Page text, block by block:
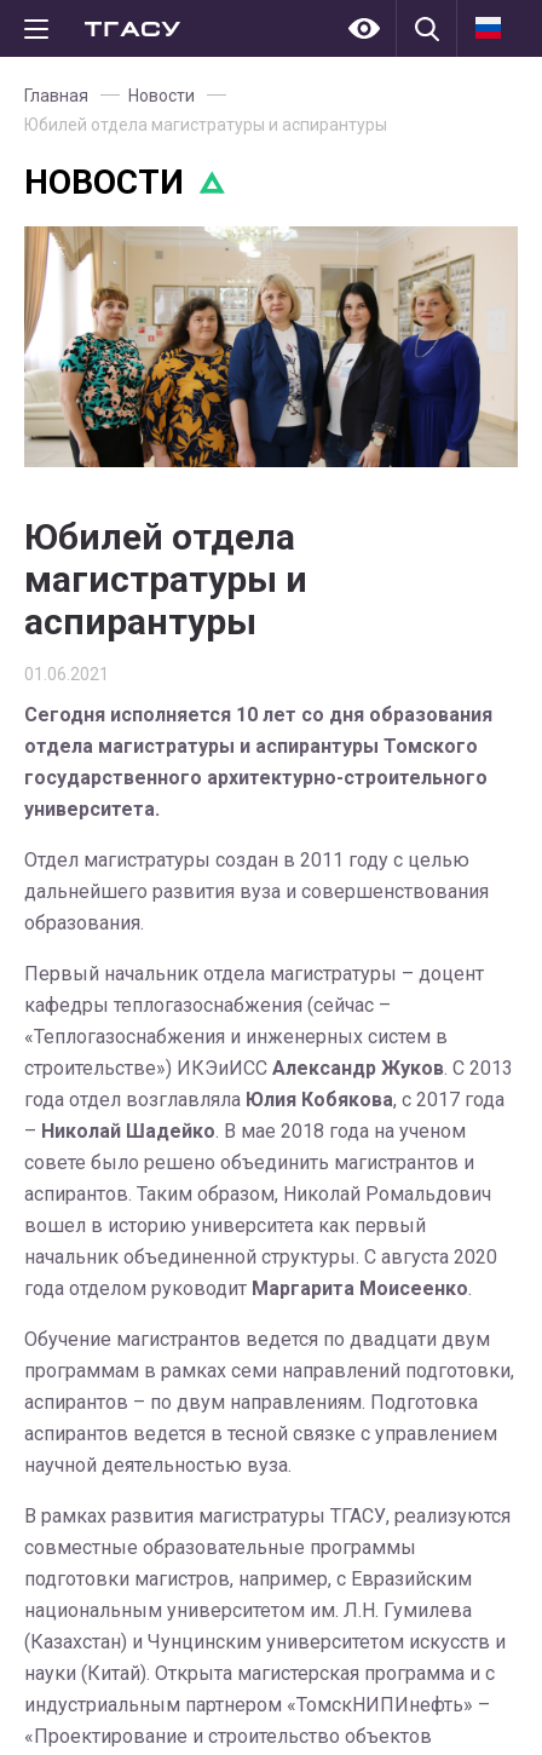
Главная
Новости
Юбилей отдела магистратуры и аспирантуры
НОВОСТИ
Юбилей отдела
магистратуры и
аспирантуры
01.06.2021
Сегодня исполняется 10 лет со дня образования
отдела магистратуры и аспирантуры Томского
государственного архитектурно-строительного
университета.
Отдел магистратуры создан в 2011 году с целью
дальнейшего развития вуза и совершенствования
образования.
Первый начальник отдела магистратуры – доцент
кафедры теплогазоснабжения (сейчас –
«Теплогазоснабжения и инженерных систем в
строительстве») ИКЭиИСС Александр Жуков. С 2013
года отдел возглавляла Юлия Кобякова, с 2017 года
– Николай Шадейко. В мае 2018 года на ученом
совете было решено объединить магистрантов и
аспирантов. Таким образом, Николай Ромальдович
вошел в историю университета как первый
начальник объединенной структуры. С августа 2020
года отделом руководит Маргарита Моисеенко.
Обучение магистрантов ведется по двадцати двум
программам в рамках семи направлений подготовки,
аспирантов – по двум направлениям. Подготовка
аспирантов ведется в тесной связке с управлением
научной деятельностью вуза.
В рамках развития магистратуры ТГАСУ, реализуются
совместные образовательные программы
подготовки магистров, например, с Евразийским
национальным университетом им. Л.Н. Гумилева
(Казахстан) и Чунцинским университетом искусств и
науки (Китай). Открыта магистерская программа и с
индустриальным партнером «ТомскНИПИнефть» –
«Проектирование и строительство объектов